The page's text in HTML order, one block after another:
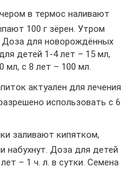
в термос наливают
100 г зёрен. Утром
для новорождённых
детей 1-4 лет – 15 мл,
мл, с 8 лет – 100 мл.
актуален для лечения
использовать с 6
заливают кипятком,
набухнут. Доза для детей
– 1 ч. л. в сутки. Семена